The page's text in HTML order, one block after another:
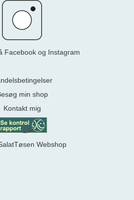
Facebook og Instagram
min shop
Kontakt mig
Webshop